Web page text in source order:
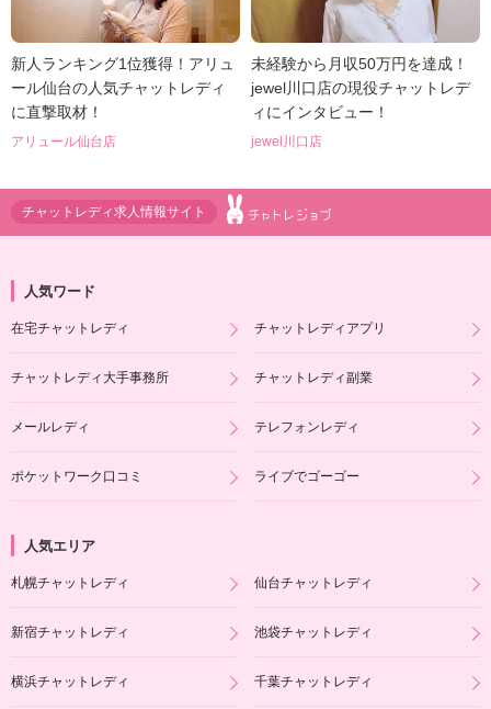
新人ランキング1位獲得！アリュ
ール仙台の人気チャットレディ
に直撃取材！
アリュール仙台店
未経験から月収50万円を達成！
jewel川口店の現役チャットレデ
ィにインタビュー！
jewel川口店
チャットレディ求人情報サイト
人気ワード
在宅チャットレディ チャットレディアプリ
チャットレディ大手事務所 チャットレディ副業
メールレディ テレフォンレディ
ポケットワーク口コミ ライブでゴーゴー
人気エリア
札幌チャットレディ 仙台チャットレディ
新宿チャットレディ 池袋チャットレディ
横浜チャットレディ 千葉チャットレディ